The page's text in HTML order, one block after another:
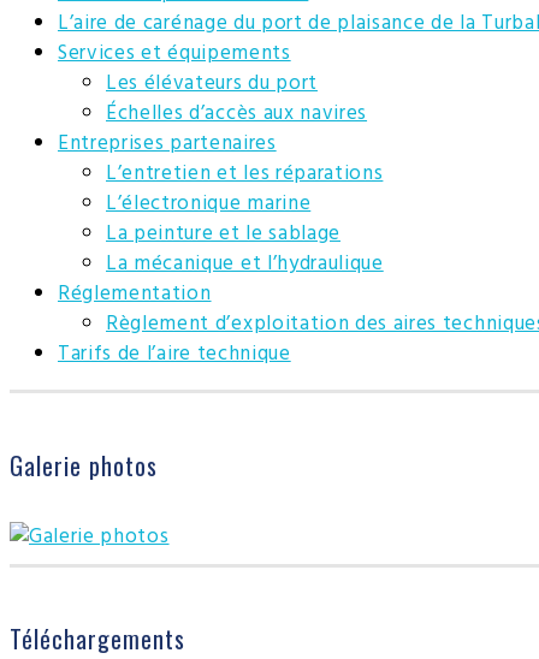
L’aire de carénage du port de plaisance de la
Services et équipements
Les élévateurs du port
Échelles d’accès aux navires
Entreprises partenaires
L’entretien et les réparations
L’électronique marine
La peinture et le sablage
La mécanique et l’hydraulique
Réglementation
Règlement d’exploitation des aires
Tarifs de l’aire technique
Galerie photos
Téléchargements